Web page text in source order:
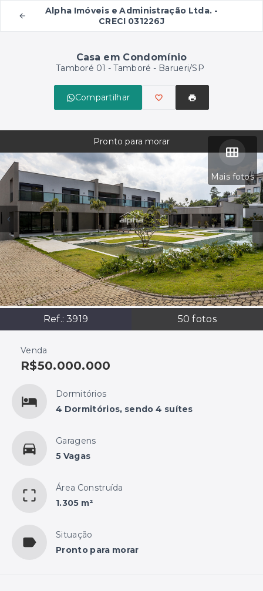
Alpha Imóveis e Administração Ltda. -
CRECI 031226J
Casa em Condomínio
Tamboré 01 - Tamboré - Barueri/SP
Compartilhar
Mais fotos
Ref.: 3919 50 fotos
Pronto para morar
Venda
R$50.000.000
Dormitórios
4 Dormitórios, sendo 4 suítes
Garagens
5 Vagas
Área Construída
1.305 m²
Situação
Pronto para morar